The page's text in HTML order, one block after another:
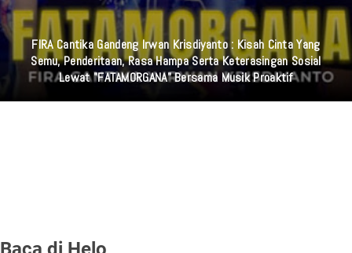
FIRA Cantika Gandeng Irwan Krisdiyanto : Kisah Cinta Yang
Semu, Penderitaan, Rasa Hampa Serta Keterasingan Sosial
Lewat "FATAMORGANA" Bersama Musik Proaktif